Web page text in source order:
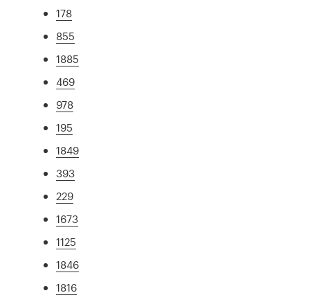
178
855
1885
469
978
195
1849
393
229
1673
1125
1846
1816